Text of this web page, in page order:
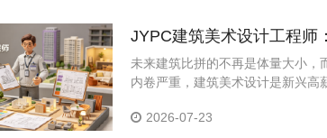
JYPC建筑美术设计工程师
未来建筑比拼的不再是体量大小，
内卷严重，建筑美术设计是新兴高
附加值的美学工程职业。
2026-07-23